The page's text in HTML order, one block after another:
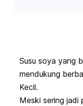
Susu soya yang
mendukung
Kecil.
Meski sering jadi